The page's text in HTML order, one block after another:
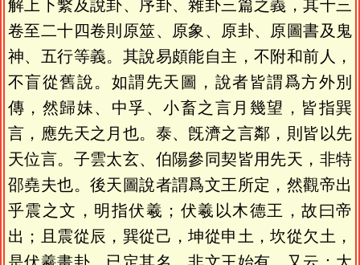
解上下繫及說卦、序卦、雜卦三篇之義，其十三
卷至二十四卷則原筮、原象、原卦、原圖書及鬼
神、五行等義。其說易頗能自主，不附和前人，
不盲從舊說。如謂先天圖，說者皆謂爲方外別
傳，然歸妹、中孚、小畜之言月幾望，皆指巽
言，應先天之月也。泰、旣濟之言鄰，則皆以先
天位言。子雲太玄、伯陽參同契皆用先天，非特
邵堯夫也。後天圖說者謂爲文王所定，然觀帝出
乎震之文，明指伏羲；伏羲以木德王，故曰帝
出；且震從辰，巽從己，坤從申土，坎從欠土，